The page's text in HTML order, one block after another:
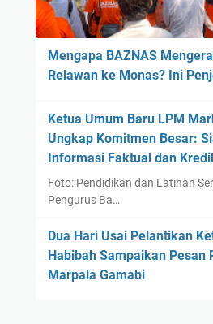
Mengapa BAZNAS
Relawan ke Monas? Ini
Ketua Umum Baru LPM
Ungkap Komitmen Besar:
Informasi Faktual dan
Foto: Pendidikan dan Latihan
Pengurus Ba…
Dua Hari Usai Pelantikan
Habibah Sampaikan Pesan
Marpala Gamabi